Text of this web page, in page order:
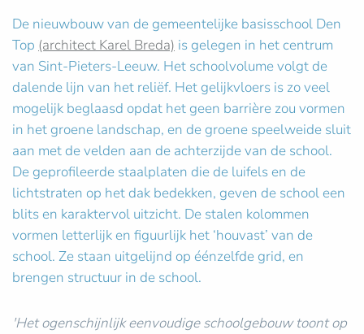
De nieuwbouw van de gemeentelijke basisschool Den
Top (architect Karel Breda) is gelegen in het centrum
van Sint-Pieters-Leeuw. Het schoolvolume volgt de
dalende lijn van het reliëf. Het gelijkvloers is zo veel
mogelijk beglaasd opdat het geen barrière zou vormen
in het groene landschap, en de groene speelweide sluit
aan met de velden aan de achterzijde van de school.
De geprofileerde staalplaten die de luifels en de
lichtstraten op het dak bedekken, geven de school een
blits en karaktervol uitzicht. De stalen kolommen
vormen letterlijk en figuurlijk het ‘houvast’ van de
school. Ze staan uitgelijnd op éénzelfde grid, en
brengen structuur in de school.
'Het ogenschijnlijk eenvoudige schoolgebouw toont op